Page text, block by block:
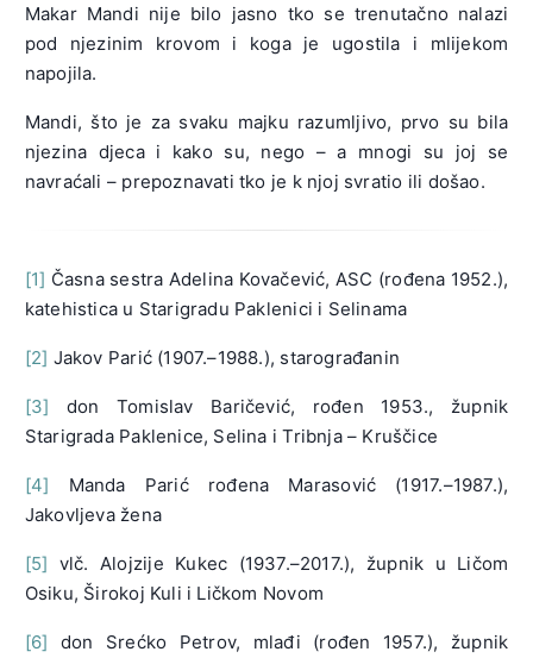
Makar Mandi nije bilo jasno tko se trenutačno nalazi
pod njezinim krovom i koga je ugostila i mlijekom
napojila.
Mandi, što je za svaku majku razumljivo, prvo su bila
njezina djeca i kako su, nego – a mnogi su joj se
navraćali – prepoznavati tko je k njoj svratio ili došao.
[1] Časna sestra Adelina Kovačević, ASC (rođena 1952.),
katehistica u Starigradu Paklenici i Selinama
[2] Jakov Parić (1907.–1988.), starograđanin
[3] don Tomislav Baričević, rođen 1953., župnik
Starigrada Paklenice, Selina i Tribnja – Kruščice
[4] Manda Parić rođena Marasović (1917.–1987.),
Jakovljeva žena
[5] vlč. Alojzije Kukec (1937.–2017.), župnik u Ličom
Osiku, Širokoj Kuli i Ličkom Novom
[6] don Srećko Petrov, mlađi (rođen 1957.), župnik